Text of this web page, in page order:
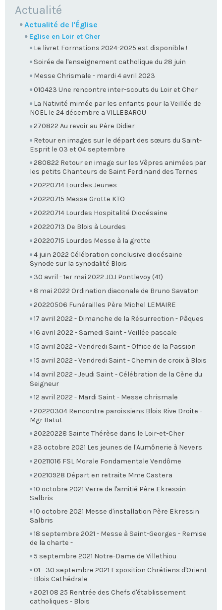
NAVIGATION
Actualité
Actualité de l'Église
Eglise en Loir et Cher
Le livret Formations 2024-2025 est disponible !
Soirée de l'enseignement catholique du 28 juin
Messe Chrismale - mardi 4 avril 2023
010423 Une rencontre inter-scouts du Loir et Cher
La Nativité mimée par les enfants pour la Veillée de
NOËL le 24 décembre a VILLEBAROU
270822 Au revoir au Père Didier
Retour en images sur le départ des sœurs du Saint-
Esprit le 03 et 04 septembre
280822 Retour en image sur les Vêpres animées par
les petits Chanteurs de Saint Ferdinand des Ternes
20220714 Lourdes Jeunes
20220715 Messe Grotte KTO
20220714 Lourdes Hospitalité Diocésaine
20220713 De Blois à Lourdes
20220715 Lourdes Messe à la grotte
4 juin 2022 Célébration conclusive diocésaine
Synode sur la synodalité Blois
30 avril - 1er mai 2022 JDJ Pontlevoy (41)
8 mai 2022 Ordination diaconale de Bruno Savaton
20220506 Funérailles Père Michel LEMAIRE
17 avril 2022 - Dimanche de la Résurrection - Pâques
16 avril 2022 - Samedi Saint - Veillée pascale
15 avril 2022 - Vendredi Saint - Office de la Passion
15 avril 2022 - Vendredi Saint - Chemin de croix à Blois
14 avril 2022 - Jeudi Saint - Célébration de la Cène du
Seigneur
12 avril 2022 - Mardi Saint - Messe chrismale
20220304 Rencontre paroissiens Blois Rive Droite -
Mgr Batut
20220228 Sainte Thérèse dans le Loir-et-Cher
23 octobre 2021 Les jeunes de l'Aumônerie à Nevers
20211016 FSL Morale Fondamentale Vendôme
20210928 Départ en retraite Mme Castera
10 octobre 2021 Verre de l'amitié Père Ekressin
Salbris
10 octobre 2021 Messe d'installation Père Ekressin
Salbris
18 septembre 2021 - Messe à Saint-Georges - Remise
de la charte -
5 septembre 2021 Notre-Dame de Villethiou
01 - 30 septembre 2021 Exposition Chrétiens d'Orient
- Blois Cathédrale
2021 08 25 Rentrée des Chefs d'établissement
catholiques - Blois